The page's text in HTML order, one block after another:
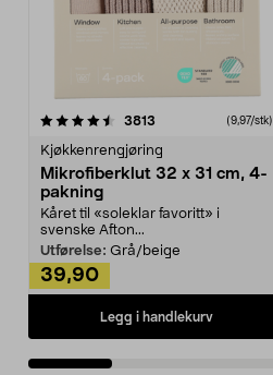
3813 anmeldelser(9,97/stk)
Kjøkkenrengjøring
Mikrofiberklut 32 x 31 cm, 4-
pakning
Kåret til «soleklar favoritt» i
svenske Afton...
Utførelse: Grå/beige
39,90
Legg i handlekurv
4.5av 5 stjerner